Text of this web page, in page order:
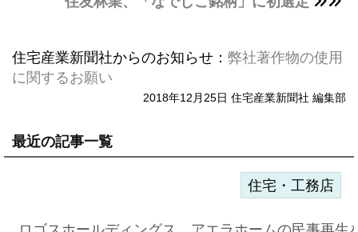
住宅産業新聞社からのお知らせ： 弊社著作物の使用
に関するお願い
2018年12月25日 住宅産業新聞社 編集部
最近の記事一覧
住宅・工務店